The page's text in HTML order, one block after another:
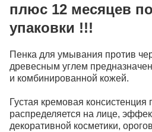
плюс 12 месяцев
упаковки !!!
Пенка для умывания против
древесным углем
и комбинированной кожей.
Густая кремовая консистенция
распределяется на лице,
декоративной косметики,